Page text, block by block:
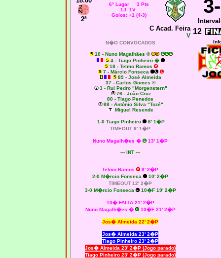
2ª
6º Lugar 3 Pts
1J 1V
Golos: +1 (4-3)
C Acad. Feira
V 12
N�O CONVOCADOS
10 - Nuno Magalhães ®
4 - Tiago Pinheiro �
18 - Telmo Ramos
7 - Márcio Fonseca
89 - José Almeida
37 - Carlos Gomes ®
3 - Rui Pedro "Morgenstern"
76 - João Cruz
80 - Tiago Penedos
88 - António Silva "Tozé"
Miguel Resende
1-0 Tiago Pinheiro
6' 1�P
TIMEOUT 9' 1�P
Nuno Magalh�es � 13' 1�P
--- INT ---
Telmo Ramos
8' 2�P
2-0 M�rcio Fonseca
10' 2�P
TIMEOUT 12' 2�P
3-0 M�rcio Fonseca
10�F 19' 2�P
10� FALTA 21' 2�P
Nuno Magalh�es � 10�F 21' 2�P
Jos� Almeida 22' 2�P
Jos� Almeida 23' 2�P
Tiago Pinheiro 23' 2�P
Jos� Almeida 23' 2�P (Jogo parado)
Tiago Pinheiro 23' 2�P (Jogo parado)